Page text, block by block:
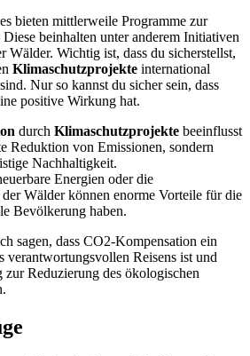
bieten mittlerweile Programme zur
Diese beinhalten unter anderem Initiativen
Wälder. Wichtig ist, dass du sicherstellst,
Klimaschutzprojekte international
Nur so kannst du sicher sein, dass
positive Wirkung hat.
durch Klimaschutzprojekte beeinflusst
Reduktion von Emissionen, sondern
Nachhaltigkeit.
Energien oder die
Wälder können enorme Vorteile für die
Bevölkerung haben.
sagen, dass CO2-Kompensation ein
verantwortungsvollen Reisens ist und
zur Reduzierung des ökologischen